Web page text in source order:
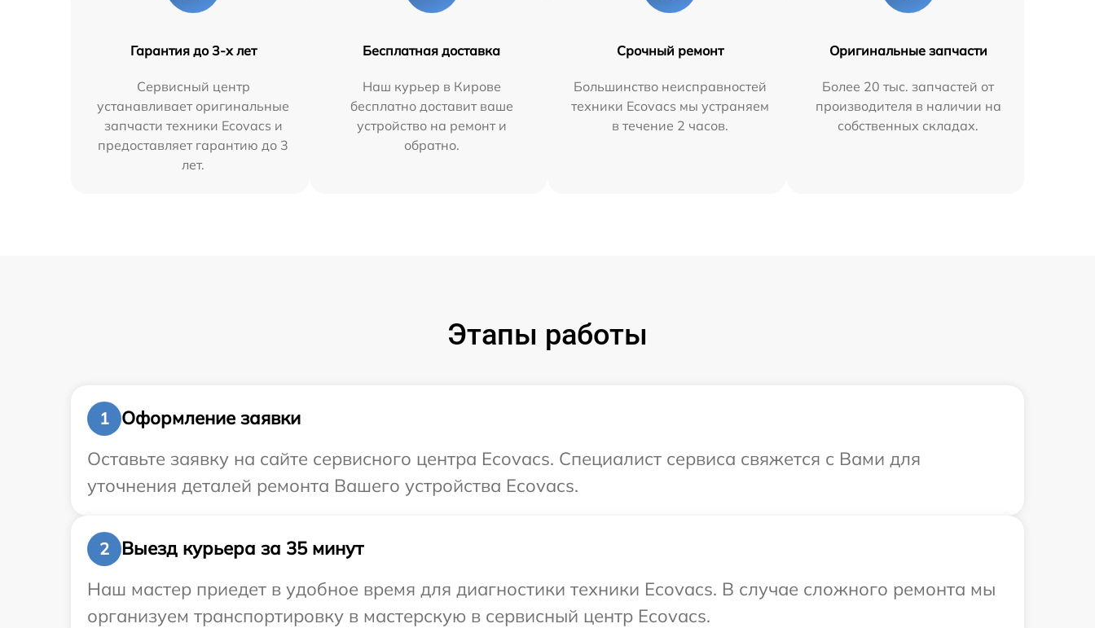
Гарантия до 3-х лет
Сервисный центр
устанавливает оригинальные
запчасти техники Ecovacs и
предоставляет гарантию до 3
лет.
Бесплатная доставка
Наш курьер в Кирове
бесплатно доставит ваше
устройство на ремонт и
обратно.
Срочный ремонт
Большинство неисправностей
техники Ecovacs мы устраняем
в течение 2 часов.
Оригинальные запчасти
Более 20 тыс. запчастей от
производителя в наличии на
собственных складах.
Этапы работы
1
Оформление заявки
Оставьте заявку на сайте сервисного центра Ecovacs. Специалист сервиса свяжется с Вами для
уточнения деталей ремонта Вашего устройства Ecovacs.
2
Выезд курьера за 35 минут
Наш мастер приедет в удобное время для диагностики техники Ecovacs. В случае сложного ремонта мы
организуем транспортировку в мастерскую в сервисный центр Ecovacs.